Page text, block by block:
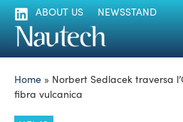
ABOUT US NEWSSTAND
Home » Norbert Sedlacek traversa
fibra vulcanica